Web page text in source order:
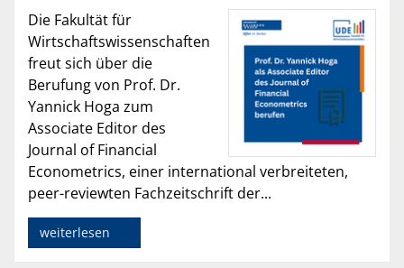
Die Fakultät für
Wirtschaftswissenschaften
freut sich über die
Berufung von Prof. Dr.
Yannick Hoga zum
Associate Editor des
Journal of Financial
Econometrics, einer international verbreiteten,
peer-reviewten Fachzeitschrift der...
weiterlesen